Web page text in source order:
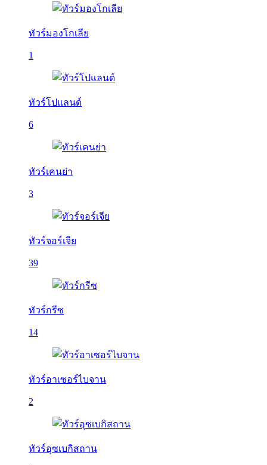
ทัวร์มองโกเลีย
1
ทัวร์โปแลนด์
6
ทัวร์เคนย่า
3
ทัวร์จอร์เจีย
39
ทัวร์กรีซ
14
ทัวร์อาเซอร์ไบจาน
2
ทัวร์อุซเบกิสถาน